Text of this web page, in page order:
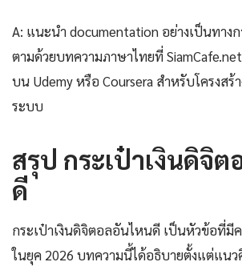
A: แนะนำ documentation อย่างเป็นทาง
ตามด้วยบทความภาษาไทยที่
บน Udemy หรือ Coursera สำหรับโครงสร้
ระบบ
สรุป กระเป๋าเงินดิจิ
ดี
กระเป๋าเงินดิจิตอลอันไหนดี เป็นหัวข้อที่มี
ในยุค 2026 บทความนี้ได้อธิบายตั้งแต่แนว